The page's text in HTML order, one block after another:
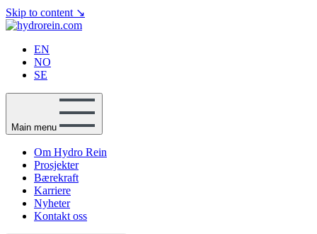
Skip to content ↘
EN
NO
SE
Main menu
Om Hydro Rein
Prosjekter
Bærekraft
Karriere
Nyheter
Kontakt oss